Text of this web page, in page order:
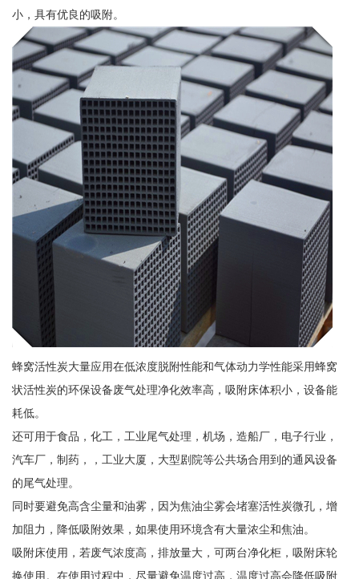
小，具有优良的吸附。
蜂窝活性炭大量应用在低浓度脱附性能和气体动力学性能采用蜂窝
状活性炭的环保设备废气处理净化效率高，吸附床体积小，设备能
耗低。
还可用于食品，化工，工业尾气处理，机场，造船厂，电子行业，
汽车厂，制药，，工业大厦，大型剧院等公共场合用到的通风设备
的尾气处理。
同时要避免高含尘量和油雾，因为焦油尘雾会堵塞活性炭微孔，增
加阻力，降低吸附效果，如果使用环境含有大量浓尘和焦油。
吸附床使用，若废气浓度高，排放量大，可两台净化柜，吸附床轮
换使用。在使用过程中，尽量避免温度过高，温度过高会降低吸附